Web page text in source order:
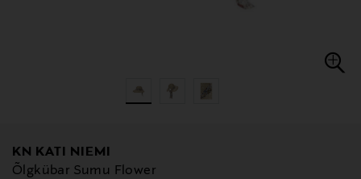
KN KATI NIEMI
Õlgkübar Sumu Flower